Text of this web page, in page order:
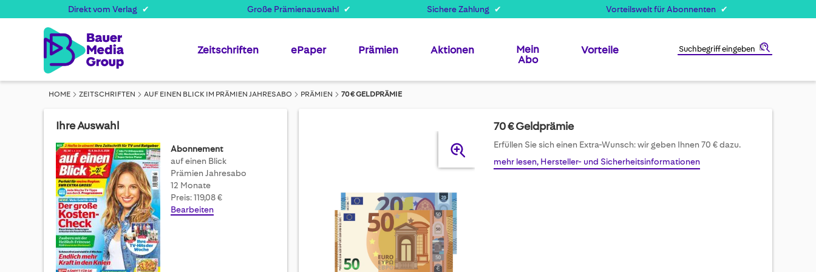
Direkt vom Verlag Große Prämienauswahl Sichere Zahlung Vorteilswelt für Abonnenten
Zeitschriften ePaper Prämien Aktionen
Mein
Abo
Vorteile
HOME ZEITSCHRIFTEN AUF EINEN BLICK IM PRÄMIEN JAHRESABO PRÄMIEN 70 € GELDPRÄMIE
Ihre Auswahl
Abonnement
auf einen Blick
Prämien Jahresabo
12 Monate
Preis: 119,08 €
Bearbeiten
images
gallery
70 € Geldprämie
Erfüllen Sie sich einen Extra-Wunsch: wir geben Ihnen 70 € dazu.
mehr lesen, Hersteller- und Sicherheitsinformationen